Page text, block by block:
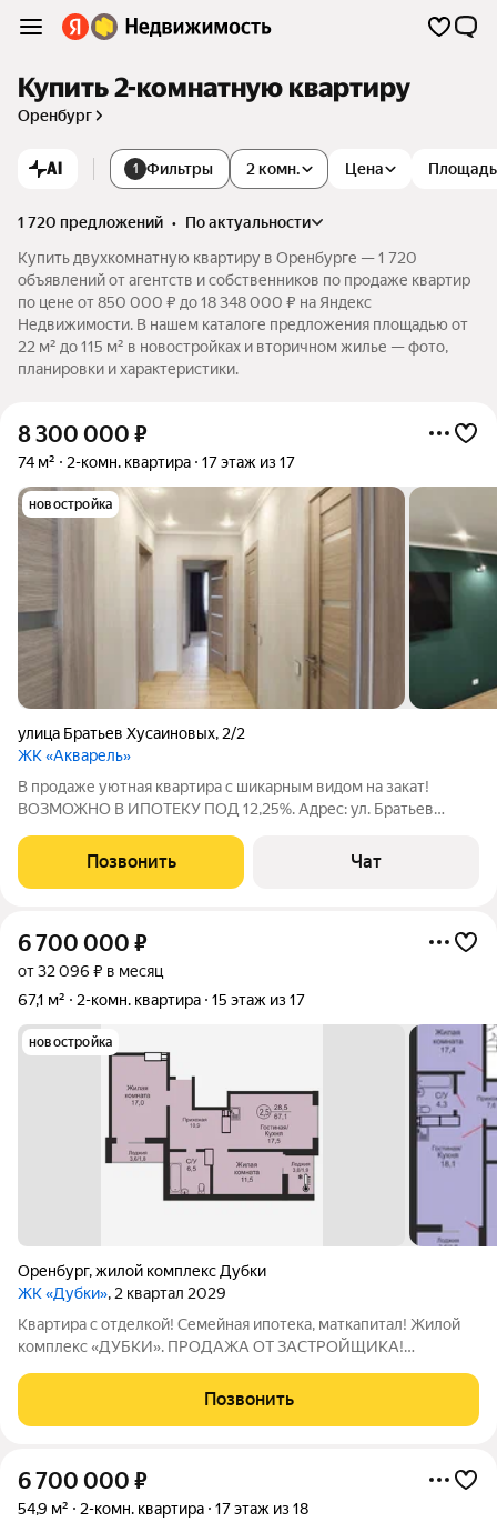
Купить 2-комнатную квартиру
Оренбург
AI 1 Фильтры 2 комн. Цена Площадь
1 720 предложений •
по актуальности
Купить двухкомнатную квартиру в Оренбурге — 1 720
объявлений от агентств и собственников по продаже квартир
по цене от 850 000 ₽ до 18 348 000 ₽ на Яндекс
Недвижимости. В нашем каталоге предложения площадью от
22 м² до 115 м² в новостройках и вторичном жилье — фото,
планировки и характеристики.
8 300 000 ₽
74 м² 2-комн. квартира 17 этаж из 17
новостройка
улица Братьев Хусаиновых, 2/2
ЖК «Акварель»
В продаже уютная квартира с шикарным видом на закат!
ВОЗМОЖНО В ИПОТЕКУ ПОД 12,25%. Адрес: ул. Братьев
Площадь: 73 м идеально продуманного пространства. Кухня-
Позвонить Чат
6 700 000 ₽
от 32 096 ₽ в месяц
67,1 м²
2-комн. квартира 15 этаж из 17
новостройка
Оренбург,жилой комплекс Дубки
ЖК «Дубки», 2 квартал 2029
Квартира с отделкой! Семейная ипотека, маткапитал! Жилой
комплекс «ДУБКИ». ПРОДАЖА ОТ ЗАСТРОЙЩИКА!
Функциональные просторные евро планировки: гостиная/
кухня для совместного досуга всей семьей +
Позвонить
6 700 000 ₽
54,9 м² 2-комн. квартира 17 этаж из 18